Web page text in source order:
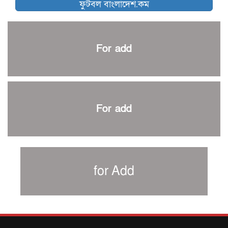
আর্জেন্টিনার ৫৫ সদস্যের প্রাথমিক দল ঘোষণা
পাকিস্তানের বিপক্ষে ঐতিহাসিক জয়ে ক্রীড়া প্রতিমন্ত্রীর অভিনন্দন
শান্ত-মুমিনুলদের ব্যাটে প্রথম দিন বাংলাদেশের
প্রচার বিমুখ এক ক্রীড়া অন্তপ্রাণ সংগঠক
নতুন সভাপতি পাচ্ছে ক্রিকেটের আইন প্রণয়নকারী সংস্থা এমসিসি
সাফের হ্যাটট্রিক মিশনে থাইল্যান্ডের পথে আফঈদারা
বায়ার্নকে বিদায় করে ফাইনালে পিএসজি
আগামী বছর থেকে শিক্ষাক্ষেত্রে খেলাধুলা বাধ্যতামূলক করা হবে:
ফুটবল বাংলাদেশ.কম
For add
For add
for Add